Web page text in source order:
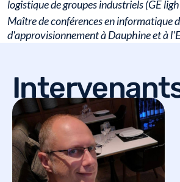
logistique de groupes industriels (GE
Maître de conférences en informatique
d'approvisionnement à Dauphine et à